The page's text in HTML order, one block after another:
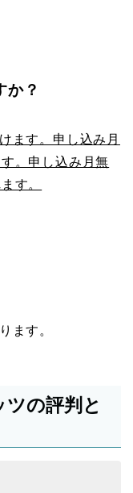
か？
ます。申し込み月
。申し込み月無
す。
ます。
ツの評判と